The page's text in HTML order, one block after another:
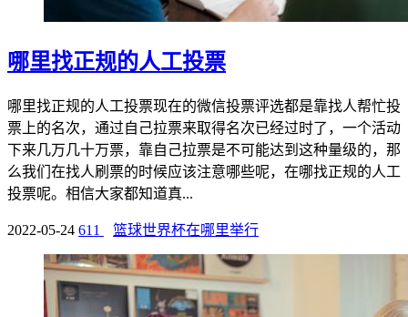
哪里找正规的人工投票
哪里找正规的人工投票现在的微信投票评选都是靠找人帮忙投
票上的名次，通过自己拉票来取得名次已经过时了，一个活动
下来几万几十万票，靠自己拉票是不可能达到这种量级的，那
么我们在找人刷票的时候应该注意哪些呢，在哪找正规的人工
投票呢。相信大家都知道真...
2022-05-24 611 篮球世界杯在哪里举行